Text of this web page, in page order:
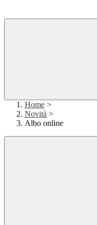
Home >
Novità >
Albo online